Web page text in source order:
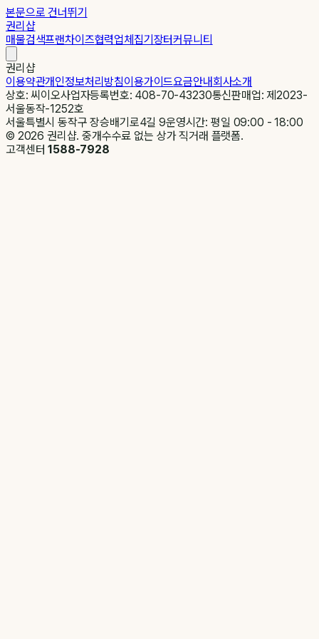
본문으로 건너뛰기
권리샵
매물검색프랜차이즈협력업체집기장터커뮤니티
권리샵
이용약관개인정보처리방침이용가이드요금안내회사소개
상호: 씨이오사업자등록번호: 408-70-43230통신판매업: 제2023-
서울동작-1252호
서울특별시 동작구 장승배기로4길 9운영시간: 평일 09:00 - 18:00
© 2026 권리샵. 중개수수료 없는 상가 직거래 플랫폼.
고객센터1588-7928